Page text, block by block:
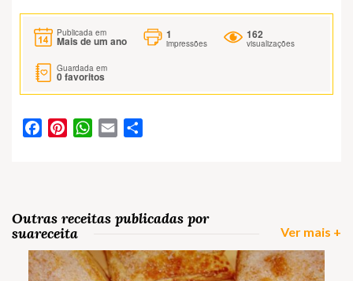
Publicada em
Mais de um ano
1
impressões
162
visualizações
Guardada em
0favoritos
FacebookPinterestWhatsApp
Email
Outras receitas publicadas por
suareceita
Ver mais +